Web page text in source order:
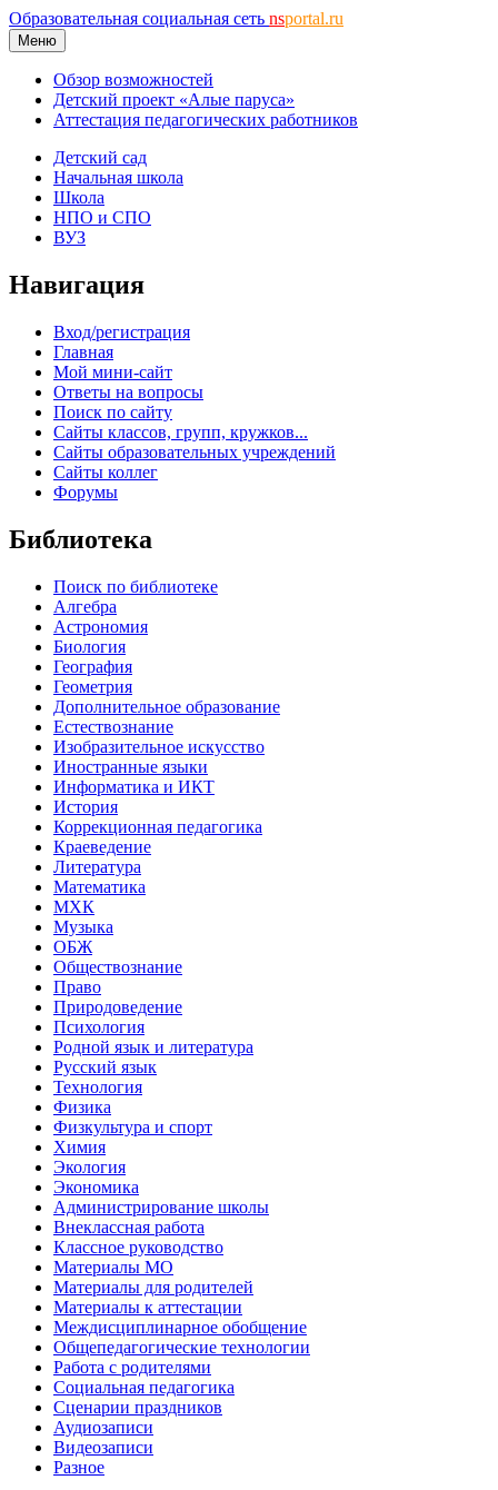
Образовательная социальная сеть nsportal.ru
Меню
Обзор возможностей
Детский проект «Алые паруса»
Аттестация педагогических работников
Детский сад
Начальная школа
Школа
НПО и СПО
ВУЗ
Навигация
Вход/регистрация
Главная
Мой мини-сайт
Ответы на вопросы
Поиск по сайту
Сайты классов, групп, кружков...
Сайты образовательных учреждений
Сайты коллег
Форумы
Библиотека
Поиск по библиотеке
Алгебра
Астрономия
Биология
География
Геометрия
Дополнительное образование
Естествознание
Изобразительное искусство
Иностранные языки
Информатика и ИКТ
История
Коррекционная педагогика
Краеведение
Литература
Математика
МХК
Музыка
ОБЖ
Обществознание
Право
Природоведение
Психология
Родной язык и литература
Русский язык
Технология
Физика
Физкультура и спорт
Химия
Экология
Экономика
Администрирование школы
Внеклассная работа
Классное руководство
Материалы МО
Материалы для родителей
Материалы к аттестации
Междисциплинарное обобщение
Общепедагогические технологии
Работа с родителями
Социальная педагогика
Сценарии праздников
Аудиозаписи
Видеозаписи
Разное